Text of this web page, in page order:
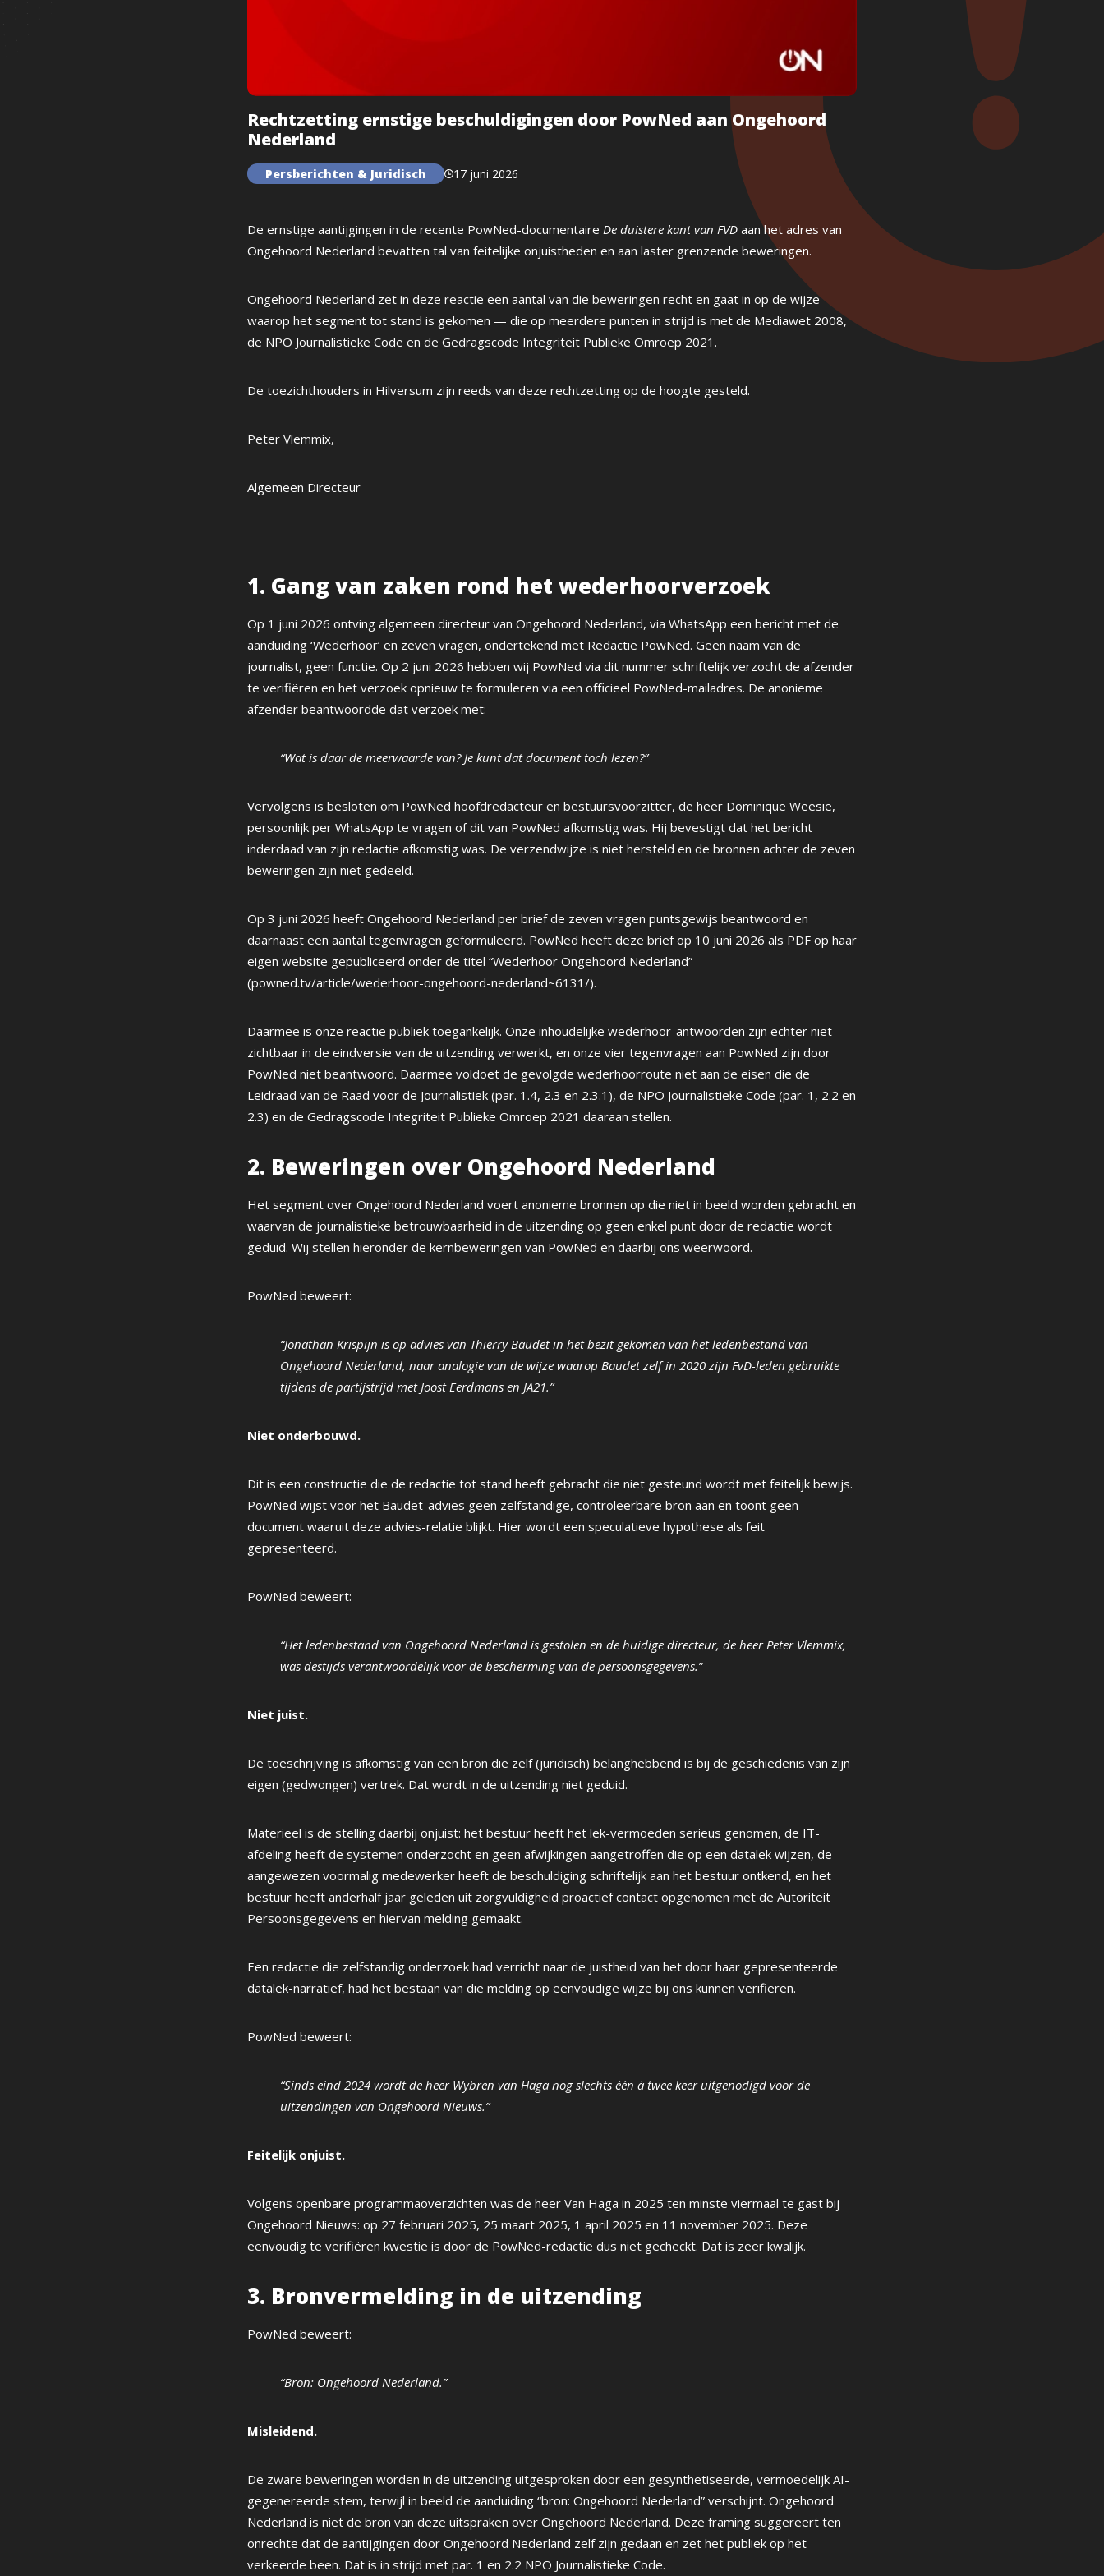
Rechtzetting ernstige beschuldigingen door PowNed aan Ongehoord
Nederland
Persberichten & Juridisch 17 juni 2026
De ernstige aantijgingen in de recente PowNed-documentaire De duistere kant van FVD aan het adres van
Ongehoord Nederland bevatten tal van feitelijke onjuistheden en aan laster grenzende beweringen.
Ongehoord Nederland zet in deze reactie een aantal van die beweringen recht en gaat in op de wijze
waarop het segment tot stand is gekomen — die op meerdere punten in strijd is met de Mediawet 2008,
de NPO Journalistieke Code en de Gedragscode Integriteit Publieke Omroep 2021.
De toezichthouders in Hilversum zijn reeds van deze rechtzetting op de hoogte gesteld.
Peter Vlemmix,
Algemeen Directeur
1. Gang van zaken rond het wederhoorverzoek
Op 1 juni 2026 ontving algemeen directeur van Ongehoord Nederland, via WhatsApp een bericht met de
aanduiding ‘Wederhoor’ en zeven vragen, ondertekend met Redactie PowNed. Geen naam van de
journalist, geen functie. Op 2 juni 2026 hebben wij PowNed via dit nummer schriftelijk verzocht de afzender
te verifiëren en het verzoek opnieuw te formuleren via een oﬃcieel PowNed-mailadres. De anonieme
afzender beantwoordde dat verzoek met:
“Wat is daar de meerwaarde van? Je kunt dat document toch lezen?”
Vervolgens is besloten om PowNed hoofdredacteur en bestuursvoorzitter, de heer Dominique Weesie,
persoonlijk per WhatsApp te vragen of dit van PowNed afkomstig was. Hij bevestigt dat het bericht
inderdaad van zijn redactie afkomstig was. De verzendwijze is niet hersteld en de bronnen achter de zeven
beweringen zijn niet gedeeld.
Op 3 juni 2026 heeft Ongehoord Nederland per brief de zeven vragen puntsgewijs beantwoord en
daarnaast een aantal tegenvragen geformuleerd. PowNed heeft deze brief op 10 juni 2026 als PDF op haar
eigen website gepubliceerd onder de titel “Wederhoor Ongehoord Nederland”
(powned.tv/article/wederhoor-ongehoord-nederland~6131/).
Daarmee is onze reactie publiek toegankelijk. Onze inhoudelijke wederhoor-antwoorden zijn echter niet
zichtbaar in de eindversie van de uitzending verwerkt, en onze vier tegenvragen aan PowNed zijn door
PowNed niet beantwoord. Daarmee voldoet de gevolgde wederhoorroute niet aan de eisen die de
Leidraad van de Raad voor de Journalistiek (par. 1.4, 2.3 en 2.3.1), de NPO Journalistieke Code (par. 1, 2.2 en
2.3) en de Gedragscode Integriteit Publieke Omroep 2021 daaraan stellen.
2. Beweringen over Ongehoord Nederland
Het segment over Ongehoord Nederland voert anonieme bronnen op die niet in beeld worden gebracht en
waarvan de journalistieke betrouwbaarheid in de uitzending op geen enkel punt door de redactie wordt
geduid. Wij stellen hieronder de kernbeweringen van PowNed en daarbij ons weerwoord.
PowNed beweert:
“Jonathan Krispijn is op advies van Thierry Baudet in het bezit gekomen van het ledenbestand van
Ongehoord Nederland, naar analogie van de wijze waarop Baudet zelf in 2020 zijn FvD-leden gebruikte
tijdens de partijstrijd met Joost Eerdmans en JA21.”
Niet onderbouwd.
Dit is een constructie die de redactie tot stand heeft gebracht die niet gesteund wordt met feitelijk bewijs.
PowNed wijst voor het Baudet-advies geen zelfstandige, controleerbare bron aan en toont geen
document waaruit deze advies-relatie blijkt. Hier wordt een speculatieve hypothese als feit
gepresenteerd.
PowNed beweert:
“Het ledenbestand van Ongehoord Nederland is gestolen en de huidige directeur, de heer Peter Vlemmix,
was destijds verantwoordelijk voor de bescherming van de persoonsgegevens.”
Niet juist.
De toeschrijving is afkomstig van een bron die zelf (juridisch) belanghebbend is bij de geschiedenis van zijn
eigen (gedwongen) vertrek. Dat wordt in de uitzending niet geduid.
Materieel is de stelling daarbij onjuist: het bestuur heeft het lek-vermoeden serieus genomen, de IT-
afdeling heeft de systemen onderzocht en geen afwijkingen aangetroffen die op een datalek wijzen, de
aangewezen voormalig medewerker heeft de beschuldiging schriftelijk aan het bestuur ontkend, en het
bestuur heeft anderhalf jaar geleden uit zorgvuldigheid proactief contact opgenomen met de Autoriteit
Persoonsgegevens en hiervan melding gemaakt.
Een redactie die zelfstandig onderzoek had verricht naar de juistheid van het door haar gepresenteerde
datalek-narratief, had het bestaan van die melding op eenvoudige wijze bij ons kunnen verifiëren.
PowNed beweert:
“Sinds eind 2024 wordt de heer Wybren van Haga nog slechts één à twee keer uitgenodigd voor de
uitzendingen van Ongehoord Nieuws.”
Feitelijk onjuist.
Volgens openbare programmaoverzichten was de heer Van Haga in 2025 ten minste viermaal te gast bij
Ongehoord Nieuws: op 27 februari 2025, 25 maart 2025, 1 april 2025 en 11 november 2025. Deze
eenvoudig te verifiëren kwestie is door de PowNed-redactie dus niet gecheckt. Dat is zeer kwalijk.
3. Bronvermelding in de uitzending
PowNed beweert:
“Bron: Ongehoord Nederland.”
Misleidend.
De zware beweringen worden in de uitzending uitgesproken door een gesynthetiseerde, vermoedelijk AI-
gegenereerde stem, terwijl in beeld de aanduiding “bron: Ongehoord Nederland” verschijnt. Ongehoord
Nederland is niet de bron van deze uitspraken over Ongehoord Nederland. Deze framing suggereert ten
onrechte dat de aantijgingen door Ongehoord Nederland zelf zijn gedaan en zet het publiek op het
verkeerde been. Dat is in strijd met par. 1 en 2.2 NPO Journalistieke Code.